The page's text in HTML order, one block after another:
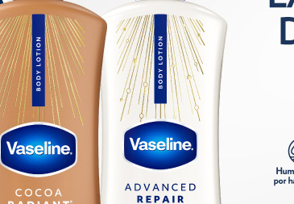
Provisiones Lácteos
EL CABELLO TINTES GARNIER NUTRISSE #30 DARKEST BROWN
DARKEST BROWN 1